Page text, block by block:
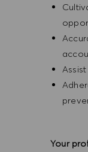
Your